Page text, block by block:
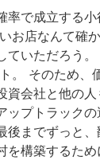
率で成立する
お店なんて確
ていただろう
。 そのため、
資会社と他の
ップトラック
後までずっと
を構築するた